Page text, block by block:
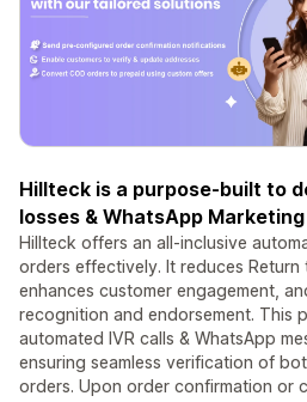
Hillteck is a purpose-built to
losses & WhatsApp
Hillteck offers an all-inclusive
orders effectively. It reduces Return
enhances customer engagement,
recognition and endorsement. This
automated IVR calls & WhatsApp
ensuring seamless verification of
orders. Upon order confirmation or